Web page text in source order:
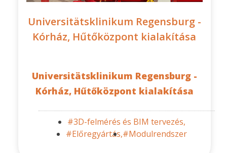
Universitätsklinikum Regensburg -
Kórház, Hűtőközpont kialakítása
Universitätsklinikum Regensburg -
Kórház, Hűtőközpont kialakítása
#3D-felmérés és BIM tervezés,
#Előregyártás,#Modulrendszer